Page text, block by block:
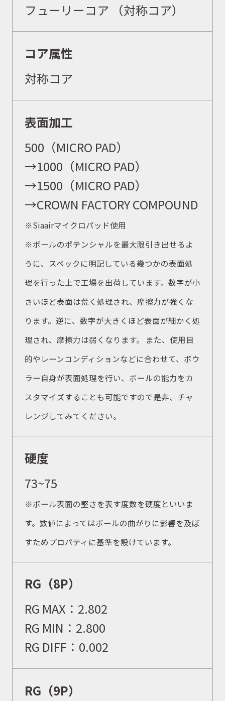
取扱商品
商品カタログ
取扱店舗
フューリーコア
（対称コア）
コア属性
対称コア
表面加工
500（MICRO PAD）
→1000（MICRO PAD）
→1500（MICRO PAD）
→CROWN FACTORY COMPOUND
※Siaairマイクロパッド使用
※ボールのポテンシャルを最大限引き出せるよ
うに、スペックに明記している幾つかの表面処
理を行った上で工場を出荷しています。数字が小
さいほど表面は荒く処理され、摩擦力が強くな
ります。逆に、数字が大きくほど表面が細かく処
理され、摩擦力は弱くなります。 また、使用目
的やレーンコンディションなどに合わせて、ボウ
ラー自身が表面処理を行い、ボールの能力をカ
スタマイズすることも可能ですので是非、チャ
レンジしてみてください。
硬度
73~75
※ボール表面の堅さを表す度数を硬度といいま
す。数値によってはボールの曲がりに影響を及ぼ
すためプロパティに基準を設けています。
RG（8P）
RG MAX：2.802
RG MIN：2.800
RG DIFF：0.002
RG（9P）